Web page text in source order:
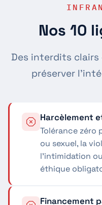
Nos 10
Des interdits
préserver
Harcèlement
Tolérance zéro
ou sexuel, la
l'intimidation
éthique
Financement